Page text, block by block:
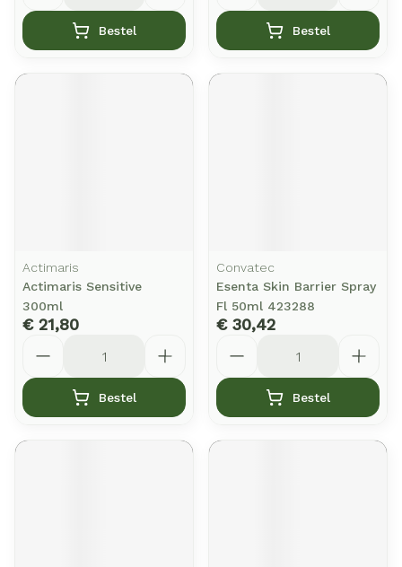
Bestel Bestel
Actimaris
Actimaris Sensitive
300ml
€ 21,80
Bestel
Convatec
Esenta Skin Barrier Spray
Fl 50ml 423288
€ 30,42
Bestel